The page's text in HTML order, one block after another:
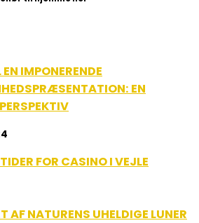
IMPONERENDE
EN
FOR CASINO I VEJLE
AF NATURENS UHELDIGE LUNER